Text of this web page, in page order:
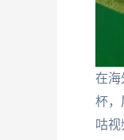
在海
杯，
咕视